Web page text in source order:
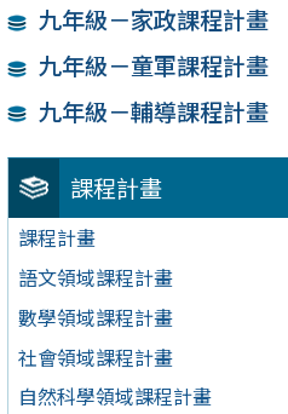
課程計畫
課程計畫
語文領域課程計畫
數學領域課程計畫
社會領域課程計畫
自然科學領域課程計畫
九年級－家政課程計畫
九年級－童軍課程計畫
九年級－輔導課程計畫